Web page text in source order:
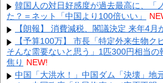
【にじさんじ】 ルイス「ドパガキの時
位のセロガキなるわよ！ンンンきんもち
パ... NEW!
【画像】 ワイ「アルファードいいなあ
いっ見積もりな！」ワイ「金額おかし
う... NEW!
【画像】 「キム兄」こと芸人・木村祐
韓国人の対日好感度が過去最高に、「
た？＝ネット「中国より100倍いい」
【朗報】 消費減税、閣議決定 来年4月
【予算100万】 市長「特定外来生物ク
そんな需要ないと思う」1匹300円相当
焦り NEW!
中国「大洪水！」中国ダム「決壊」地